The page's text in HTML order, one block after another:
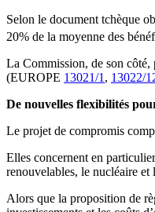
Selon le document tchèque
20% de la moyenne des
La Commission, de son côté,
(EUROPE 13021/1 , 13022/
De nouvelles flexibilités
Le projet de compromis
Elles concernent en
renouvelables, le nucléaire
Alors que la proposition de